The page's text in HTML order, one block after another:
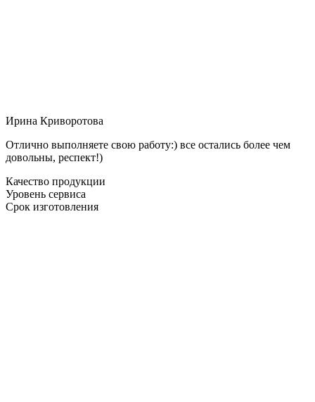
Ирина Криворотова
Отлично выполняете свою работу:) все остались более чем
довольны, респект!)
Качество продукции
Уровень сервиса
Срок изготовления